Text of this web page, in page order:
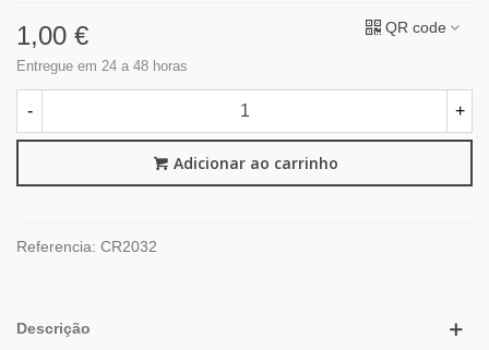
1,00 €
Entregue em 24 a 48 horas
QR code
- +
Adicionar ao carrinho
Referencia: CR2032
Descrição